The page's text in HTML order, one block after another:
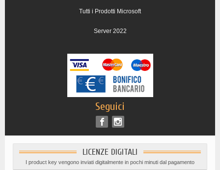
Tutti i Prodotti Microsoft
Server 2022
Seguici
LICENZE DIGITALI
I product key vengono inviati digitalmente in pochi minuti dal pagamento